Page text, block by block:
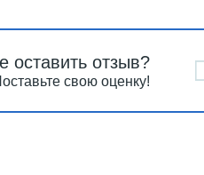
оставить отзыв?
свою оценку!